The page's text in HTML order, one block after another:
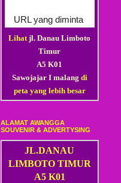
Lihatjl. Danau Limboto
Timur
A5 K01
Sawojajar I malang di
peta yang lebih besar
ALAMAT AWANGGA
SOUVENIR & ADVERTYSING
JL.DANAU
LIMBOTO TIMUR
A5 K01